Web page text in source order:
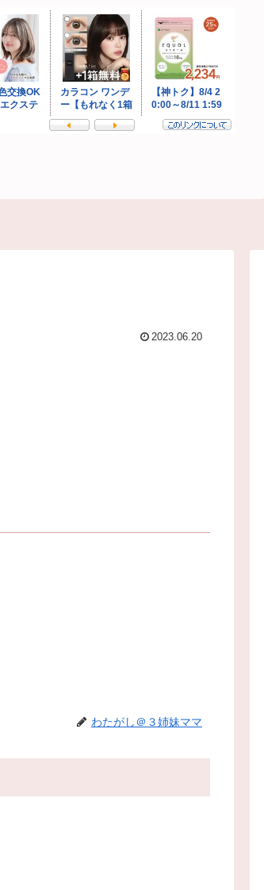
2023.06.20
わたがし＠３姉妹ママ